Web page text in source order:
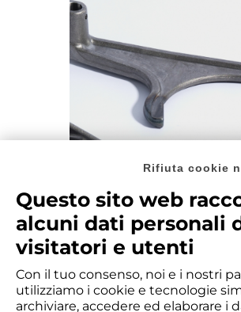
Rifiuta cookie
Questo sito web
alcuni dati personali
visitatori e utenti
Con il tuo consenso, noi e i nostri
utilizziamo i cookie e tecnologie
archiviare, accedere ed elaborare i